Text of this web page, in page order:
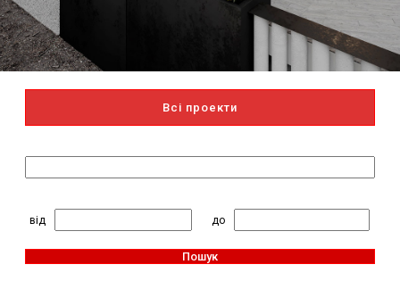
Всі проекти
від
до
Пошук